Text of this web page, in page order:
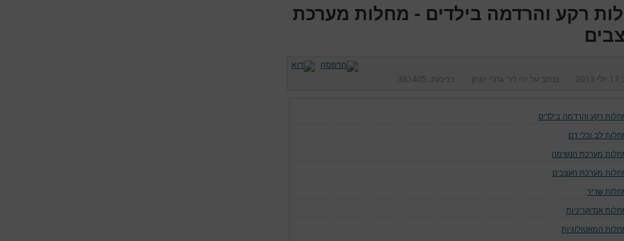
רקע והרדמה בילדים - מחלות מערכת
17 יולי 2013 נכתב על ידי דר' גרג'י יונתן כניסות: 381405
רקע והרדמה בילדים
לב וכלי דם
מערכת הנשימה
מערכת העצבים
שריר
אנדוקריניות
המאטולוגיות